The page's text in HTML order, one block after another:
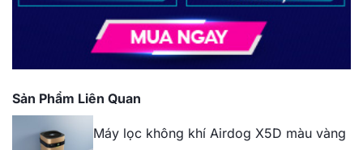
Sản Phẩm Liên Quan
Máy lọc không khí Airdog X5D màu vàng